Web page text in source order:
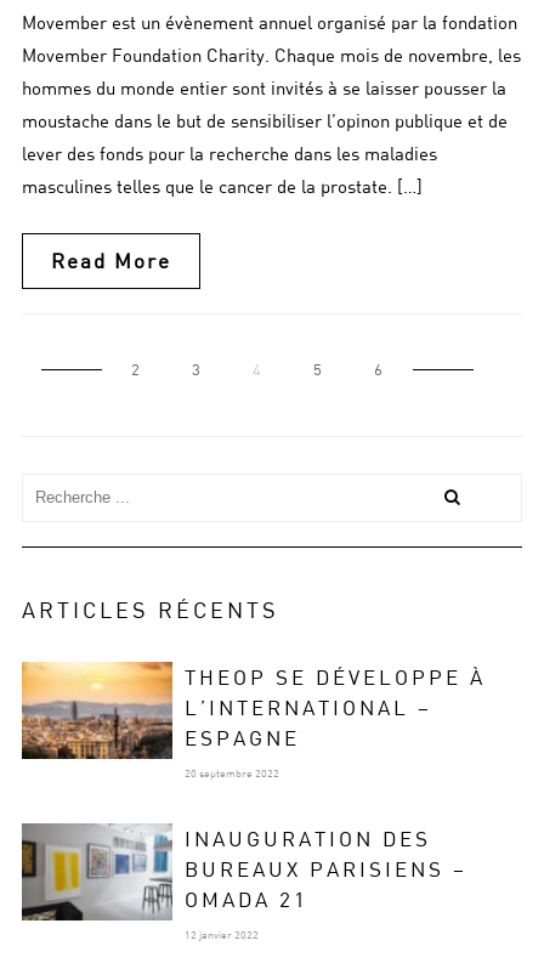
Movember est un évènement annuel organisé par la fondation
Movember Foundation Charity. Chaque mois de novembre, les
hommes du monde entier sont invités à se laisser pousser la
moustache dans le but de sensibiliser l’opinon publique et de
lever des fonds pour la recherche dans les maladies
masculines telles que le cancer de la prostate. […]
Read More
2 3 4 5 6
ARTICLES RÉCENTS
THEOP SE DÉVELOPPE À
L’INTERNATIONAL –
ESPAGNE
20 septembre 2022
INAUGURATION DES
BUREAUX PARISIENS –
OMADA 21
12 janvier 2022